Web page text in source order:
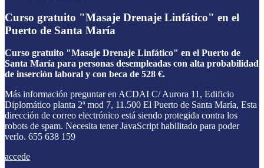
Curso gratuito "Masaje Drenaje Linfático" en el
Puerto de Santa María
Curso gratuito "Masaje Drenaje Linfático" en el Puerto de
Santa María para personas desempleadas con alta probabilidad
de inserción laboral y con beca de 528 €.
Más información preguntar en ACDAI C/ Aurora 11, Edificio
Diplomático planta 2ª mod 7, 11.500 El Puerto de Santa María, Esta
dirección de correo electrónico está siendo protegida contra los
robots de spam. Necesita tener JavaScript habilitado para poder
verlo. 655 638 159
accede